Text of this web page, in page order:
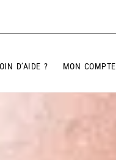
D’AIDE ? MON COMPTE